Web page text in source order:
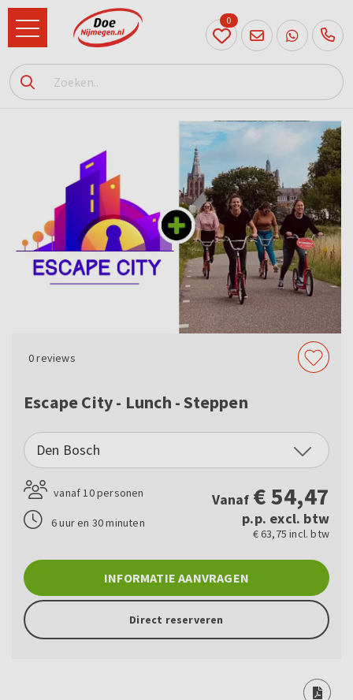
024
204
20 31
0
0reviews
Escape City - Lunch - Steppen
Den Bosch
vanaf 10 personen
6 uur en 30 minuten
Vanaf €54,47
p.p. excl. btw
€ 63,75 incl. btw
INFORMATIE AANVRAGEN
Direct reserveren